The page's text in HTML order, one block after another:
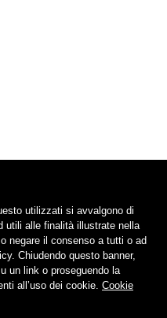
utilizzati si avvalgono di
utili alle finalità illustrate nella
negare il consenso a tutti o ad
Chiudendo questo banner,
un link o proseguendo la
all’uso dei cookie. Cookie